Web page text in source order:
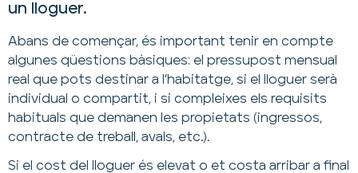
un lloguer.
Abans de començar, és important tenir en compte
algunes qüestions bàsiques: el pressupost mensual
real que pots destinar a l’habitatge, si el lloguer serà
individual o compartit, i si compleixes els requisits
habituals que demanen les propietats (ingressos,
contracte de treball, avals, etc.).
Si el cost del lloguer és elevat o et costa arribar a final